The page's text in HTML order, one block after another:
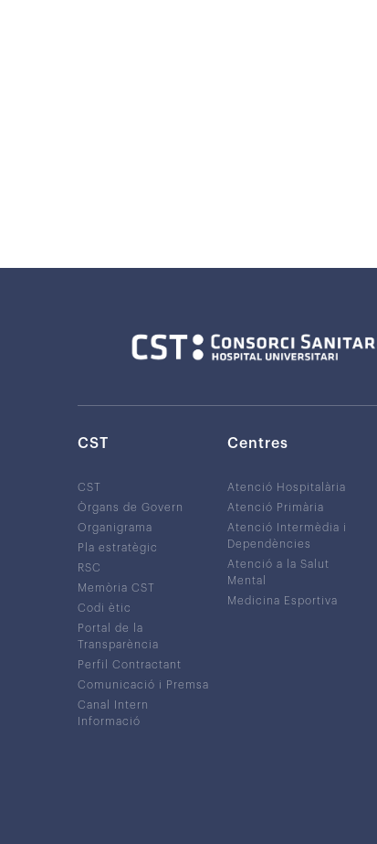
CST
CST
Òrgans de Govern
Organigrama
Pla estratègic
RSC
Memòria CST
Codi ètic
Portal de la
Transparència
Perfil Contractant
Comunicació i Premsa
Canal Intern
Informació
Centres
Atenció Hospitalària
Atenció Primària
Atenció Intermèdia i
Dependències
Atenció a la Salut
Mental
Medicina Esportiva